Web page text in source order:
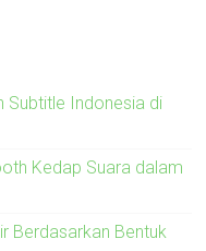
Subtitle Indonesia di
Kedap Suara dalam
Berdasarkan Bentuk